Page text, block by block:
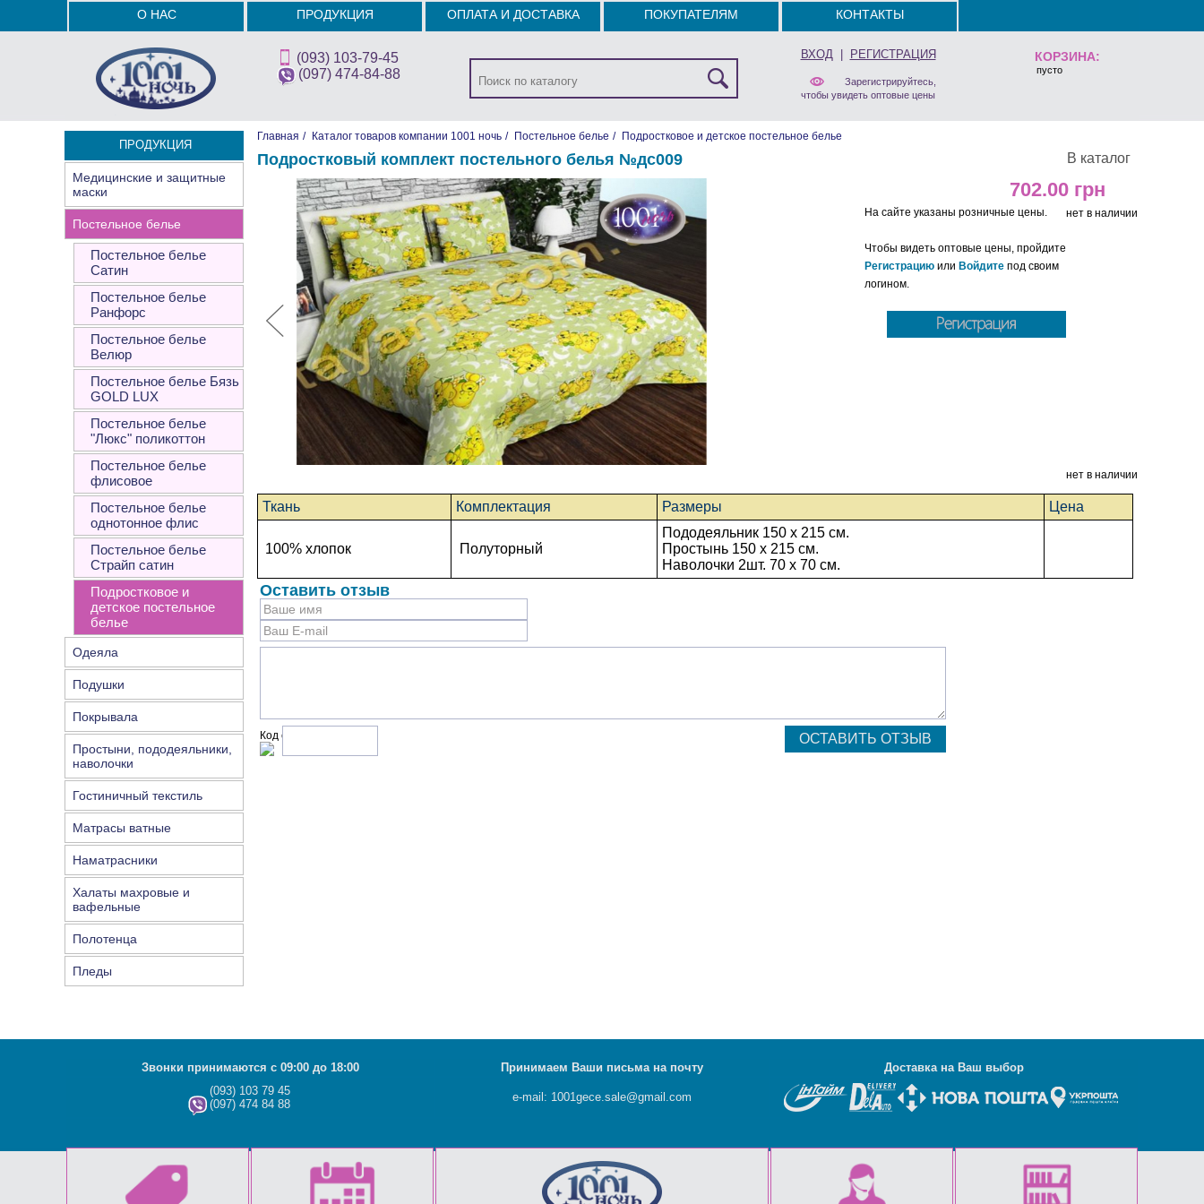
КОРЗИНА:
пусто
О НАС ПРОДУКЦИЯ ОПЛАТА И ДОСТАВКА ПОКУПАТЕЛЯМ КОНТАКТЫ
(093) 103-79-45
(097) 474-84-88
ВХОД| РЕГИСТРАЦИЯ
Зарегистрируйтесь,
чтобы увидеть оптовые цены
ПРОДУКЦИЯ
Медицинские и защитные
маски
Постельное белье
Постельное белье
Сатин
Постельное белье
Ранфорс
Постельное белье
Велюр
Постельное белье Бязь
GOLD LUX
Постельное белье
"Люкс" поликоттон
Постельное белье
флисовое
Постельное белье
однотонное флис
Постельное белье
Страйп сатин
Подростковое и
детское постельное
белье
Одеяла
Подушки
Покрывала
Простыни, пододеяльники,
наволочки
Гостиничный текстиль
Матрасы ватные
Наматрасники
Халаты махровые и
вафельные
Полотенца
Пледы
Главная / Каталог товаров компании 1001 ночь / Постельное белье / Подростковое и детское постельное белье
В каталог
Подростковый комплект постельного белья №дc009
702.00
нет в наличии
На сайте указаны розничные цены.
Чтобы видеть оптовые цены, пройдите
Регистрацию или Войдите под своим
логином.
нет в наличии
Ткань Комплектация Размеры Цена
100% хлопок Полуторный
Пододеяльник 150 x 215 см.
Простынь 150 x 215 см.
Наволочки 2шт. 70 х 70 см.
Оставить отзыв
Код с рисунка:
Звонки принимаются с 09:00 до 18:00 Принимаем Ваши письма на почту Доставка на Ваш выбор
(093) 103 79 45
(097) 474 84 88
e-mail: 1001gece.sale@gmail.com